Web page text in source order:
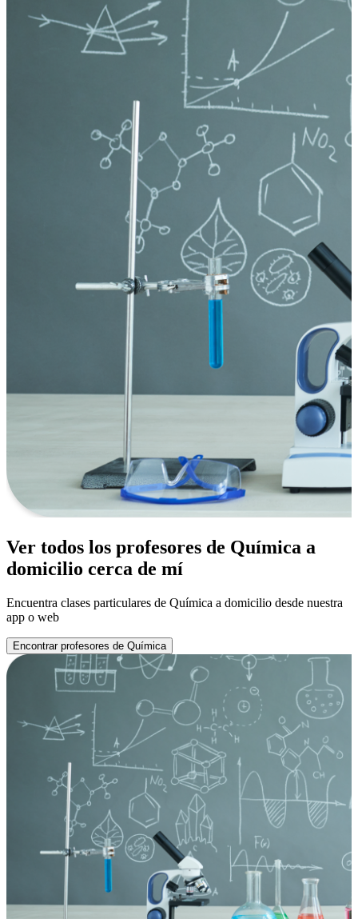
Ver todos los profesores de Química a
domicilio cerca de mí
Encuentra clases particulares de Química a domicilio desde nuestra
app o web
Encontrar profesores de Química